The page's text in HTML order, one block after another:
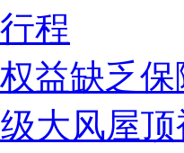
程
益缺乏保
大风屋